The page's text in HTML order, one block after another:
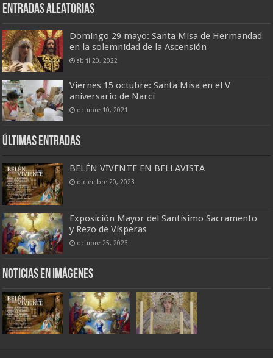
Entradas aleatorias
Domingo 29 mayo: Santa Misa de Hermandad
en la solemnidad de la Ascensión
abril 20, 2022
Viernes 15 octubre: Santa Misa en el V
aniversario de Narci
octubre 10, 2021
Últimas entradas
BELÉN VIVENTE EN BELLAVISTA
diciembre 20, 2023
Exposición Mayor del Santísimo Sacramento
y Rezo de Vísperas
octubre 25, 2023
Noticias en imágenes